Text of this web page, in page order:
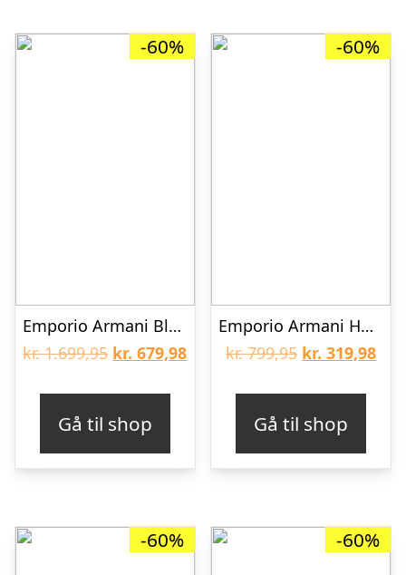
-60%
Emporio Armani Bluse – Akryl/Uld – Stripes Beige
kr.1.699,95 Den
kr. 1.699,95.
kr. 679,98Den
kr. 679,98.
Gå til shop
-60%
Emporio Armani Hue – Uld/Silke – Mørkeblå m. Hvid
kr.799,95 Den
kr. 799,95.
kr. 319,98Den
kr.
Gå til shop
-60% -60%